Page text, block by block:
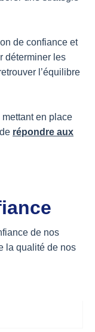
de confiance et
déterminer les
l’équilibre
en place
répondre aux
de nos
la qualité de nos